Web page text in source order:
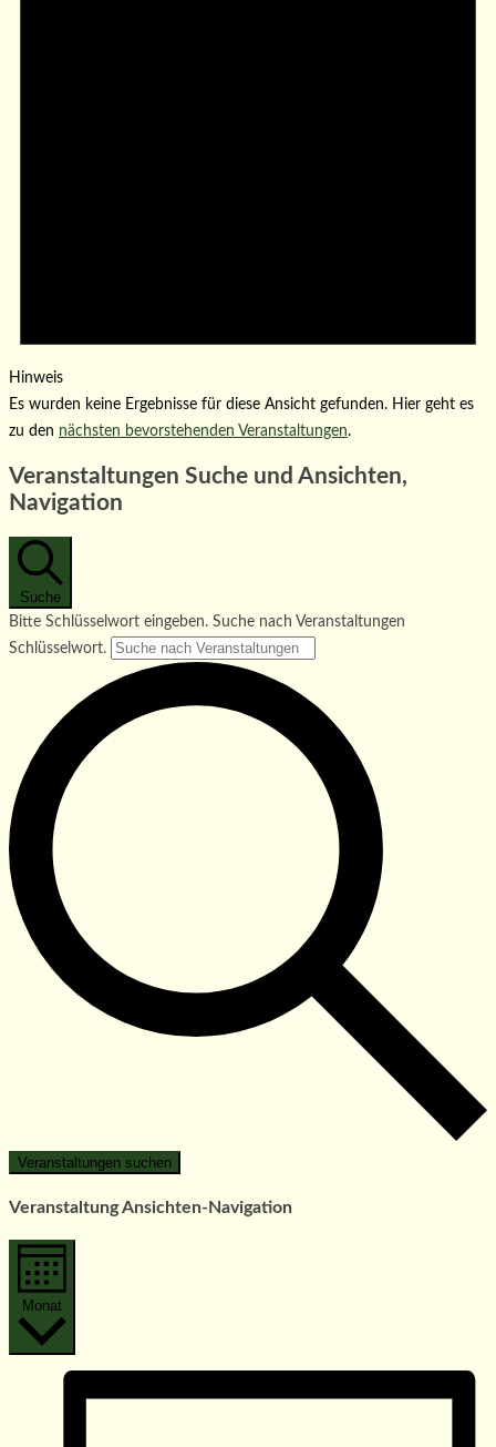
Hinweis
Es wurden keine Ergebnisse für diese Ansicht gefunden. Hier geht es
zu den nächsten bevorstehenden Veranstaltungen.
Veranstaltungen Suche und Ansichten,
Navigation
Suche
Bitte Schlüsselwort eingeben. Suche nach Veranstaltungen
Schlüsselwort.
Veranstaltungen suchen
Veranstaltung Ansichten-Navigation
Monat